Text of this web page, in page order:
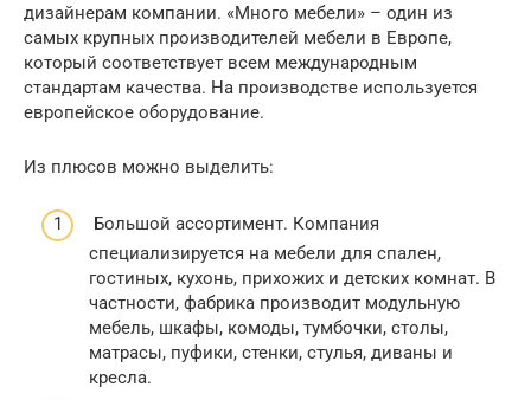
дизайнерам компании. «Много мебели» – один из
самых крупных производителей мебели в Европе,
который соответствует всем международным
стандартам качества. На производстве используется
европейское оборудование.
Из плюсов можно выделить:
Большой ассортимент. Компания
специализируется на мебели для спален,
гостиных, кухонь, прихожих и детских комнат. В
частности, фабрика производит модульную
мебель, шкафы, комоды, тумбочки, столы,
матрасы, пуфики, стенки, стулья, диваны и
кресла.